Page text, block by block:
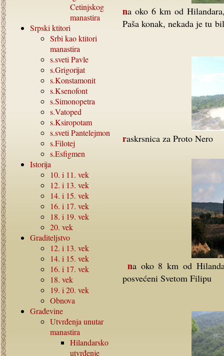
Cetinjskog
manastira
Srpski ktitori
Srbi kao ktitori
manastira
s.sveti Pavle
s.Grigorijat
s.Konstamonit
s.Ksenofont
s.Simonopetra
s.Vatoped
s.Ksiropotam
s.sveti Pantelejmon
s.Filotej
s.Esfigmen
Istorija
10. i 11. vek
12. i 13. vek
14. i 15. vek
16. i 17. vek
18. i 19. vek
20. vek
Graditeljstvo
12. i 13. vek
14. i 15. vek
16. i 17. vek
18. vek
19. i 20. vek
Obnova
Građevine
Utvrđenja unutar
manastira
Hilandarsko
utvrđenje
na oko 6 km od Hilandara, levo uz sam put se nalazi kuća Papa Konaki ili
Paša konak, nekada je tu
raskrsnica za Proto Nero
na oko 8 km od Hilandara sa leve strane puta se nalazi paraklis i kelija
posvećeni Svetom Filipu